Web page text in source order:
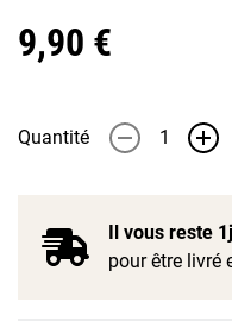
9,90 €
Quantité - +
Il vous reste
pour être livré